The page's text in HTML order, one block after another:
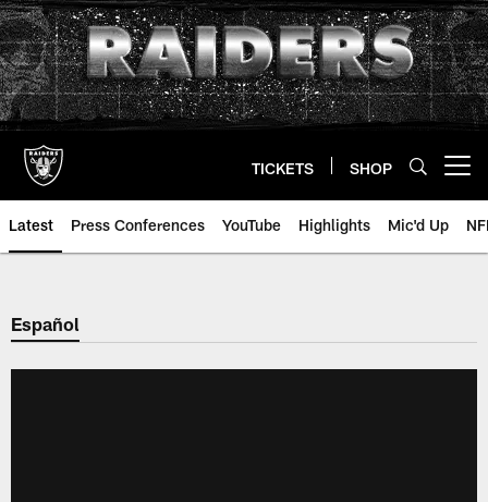
Skip
to
main
content
TICKETS SHOP
Latest Press Conferences YouTube Highlights Mic'd Up
Español